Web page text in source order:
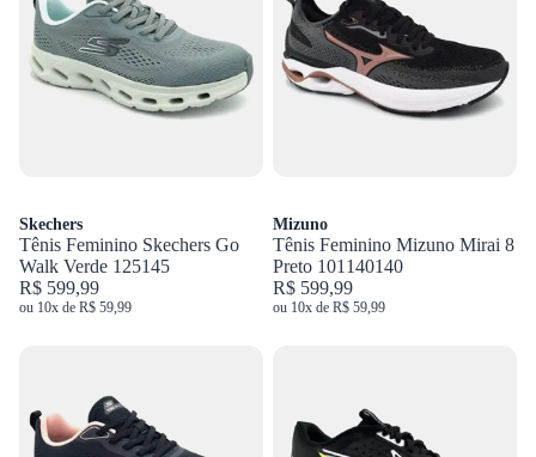
Skechers
Tênis Feminino Skechers Go
Walk Verde 125145
R$ 599,99
ou 10x de R$ 59,99
Mizuno
Tênis Feminino Mizuno Mirai 8
Preto 101140140
R$ 599,99
ou 10x de R$ 59,99